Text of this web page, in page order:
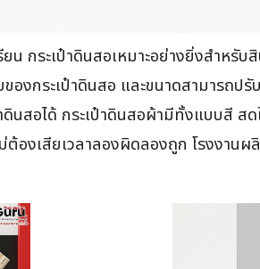
กระเป๋าดินสอเหมาะอย่างยิ่งสำหรั
ของกระเป๋าดินสอ และขนาดสามาร
ดินสอได้ กระเป๋าดินสอผ้ามีทั้งแบบสี
องเสียเวลาลองผิดลองถูก โรงงา